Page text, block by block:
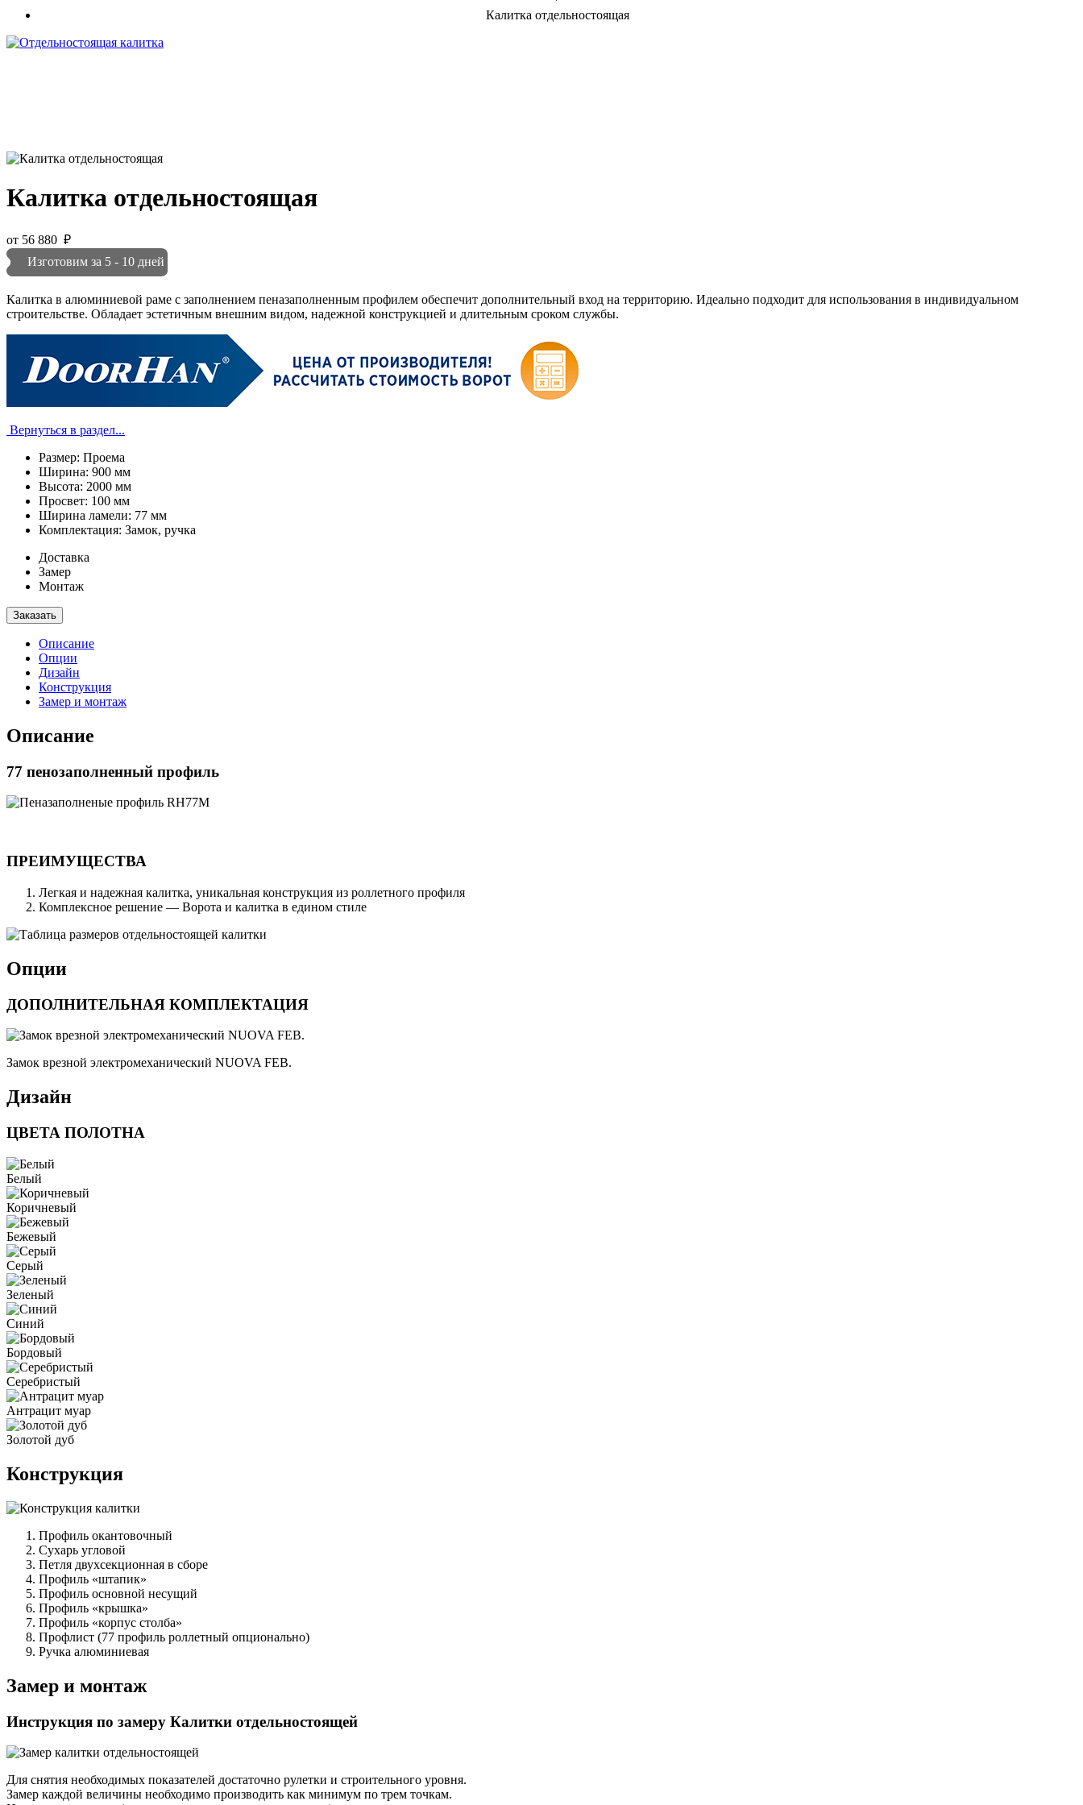
Калитка отдельностоящая
Калитка отдельностоящая
от 56 880 ₽
Изготовим за 5 - 10 дней
Калитка в алюминиевой раме с заполнением пеназаполненным профилем обеспечит дополнительный вход на территорию. Идеально подходит для использования в индивидуальном
строительстве. Обладает эстетичным внешним видом, надежной конструкцией и длительным сроком службы.
Вернуться в раздел...
Размер: Проема
Ширина: 900 мм
Высота: 2000 мм
Просвет: 100 мм
Ширина ламели: 77 мм
Комплектация: Замок, ручка
Доставка
Замер
Монтаж
Заказать
Описание
Опции
Дизайн
Конструкция
Замер и монтаж
Описание
77 пенозаполненный профиль
ПРЕИМУЩЕСТВА
Легкая и надежная калитка, уникальная конструкция из роллетного профиля
Комплексное решение — Ворота и калитка в едином стиле
Опции
ДОПОЛНИТЕЛЬНАЯ КОМПЛЕКТАЦИЯ
Замок врезной электромеханический NUOVA FEB.
Дизайн
ЦВЕТА ПОЛОТНА
Белый
Коричневый
Бежевый
Серый
Зеленый
Синий
Бордовый
Серебристый
Антрацит муар
Золотой дуб
Конструкция
Профиль окантовочный
Сухарь угловой
Петля двухсекционная в сборе
Профиль «штапик»
Профиль основной несущий
Профиль «крышка»
Профиль «корпус столба»
Профлист (77 профиль роллетный опционально)
Ручка алюминиевая
Замер и монтаж
Инструкция по замеру Калитки отдельностоящей
Для снятия необходимых показателей достаточно рулетки и строительного уровня.
Замер каждой величины необходимо производить как минимум по трем точкам.